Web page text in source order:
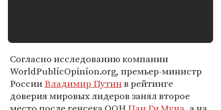
Согласно исследованию компании
WorldPublicOpinion.org, премьер-министр
РоссииВладимир Путинв рейтинге
доверия мировых лидеров занял второе